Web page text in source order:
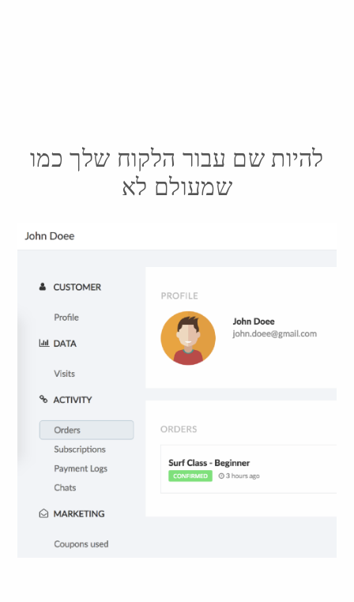
להיות שם עבור הלקוח שלך כמו
שמעולם לא